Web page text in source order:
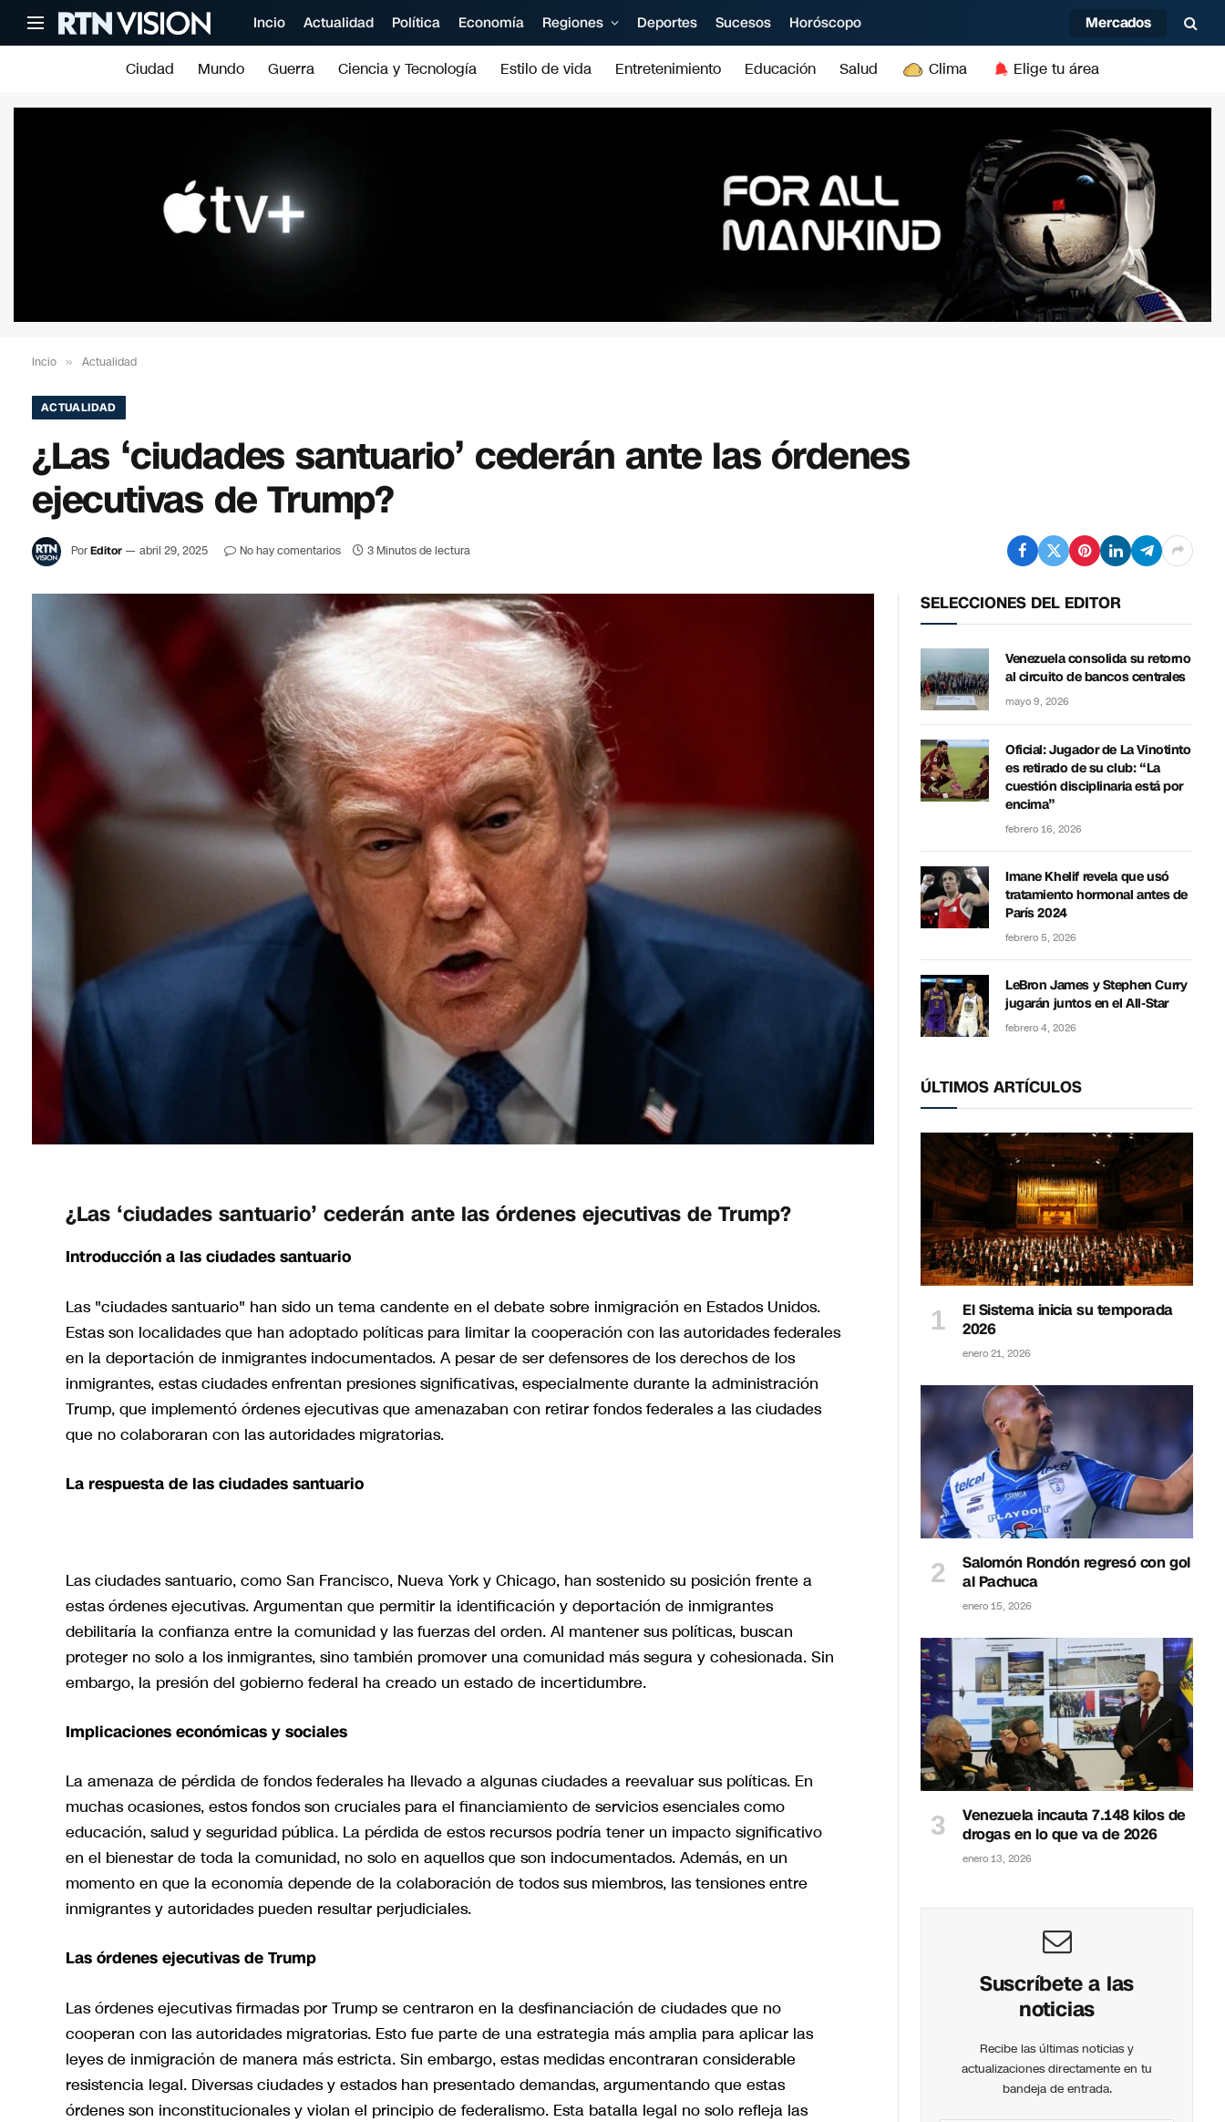
Incio Actualidad Política Economía Regiones Deportes Sucesos Horóscopo Mercados
Ciudad Mundo Guerra Ciencia y Tecnología Estilo de vida Entretenimiento Educación Salud Clima Elige tu área
Incio » Actualidad
ACTUALIDAD
¿Las ‘ciudades santuario’ cederán ante las órdenes
ejecutivas de Trump?
PorEditor abril 29, 2025 No hay comentarios 3 Minutos de lectura
¿Las ‘ciudades santuario’ cederán ante las órdenes ejecutivas de Trump?
Introducción a las ciudades santuario
Las "ciudades santuario" han sido un tema candente en el debate sobre inmigración en Estados Unidos.
Estas son localidades que han adoptado políticas para limitar la cooperación con las autoridades federales
en la deportación de inmigrantes indocumentados. A pesar de ser defensores de los derechos de los
inmigrantes, estas ciudades enfrentan presiones significativas, especialmente durante la administración
Trump, que implementó órdenes ejecutivas que amenazaban con retirar fondos federales a las ciudades
que no colaboraran con las autoridades migratorias.
La respuesta de las ciudades santuario
Las ciudades santuario, como San Francisco, Nueva York y Chicago, han sostenido su posición frente a
estas órdenes ejecutivas. Argumentan que permitir la identificación y deportación de inmigrantes
debilitaría la confianza entre la comunidad y las fuerzas del orden. Al mantener sus políticas, buscan
proteger no solo a los inmigrantes, sino también promover una comunidad más segura y cohesionada. Sin
embargo, la presión del gobierno federal ha creado un estado de incertidumbre.
Implicaciones económicas y sociales
La amenaza de pérdida de fondos federales ha llevado a algunas ciudades a reevaluar sus políticas. En
muchas ocasiones, estos fondos son cruciales para el financiamiento de servicios esenciales como
educación, salud y seguridad pública. La pérdida de estos recursos podría tener un impacto significativo
en el bienestar de toda la comunidad, no solo en aquellos que son indocumentados. Además, en un
momento en que la economía depende de la colaboración de todos sus miembros, las tensiones entre
inmigrantes y autoridades pueden resultar perjudiciales.
Las órdenes ejecutivas de Trump
Las órdenes ejecutivas firmadas por Trump se centraron en la desfinanciación de ciudades que no
cooperan con las autoridades migratorias. Esto fue parte de una estrategia más amplia para aplicar las
leyes de inmigración de manera más estricta. Sin embargo, estas medidas encontraran considerable
resistencia legal. Diversas ciudades y estados han presentado demandas, argumentando que estas
órdenes son inconstitucionales y violan el principio de federalismo. Esta batalla legal no solo refleja las
SELECCIONES DEL EDITOR
Venezuela consolida su retorno
al circuito de bancos centrales
mayo 9, 2026
Oficial: Jugador de La Vinotinto
es retirado de su club: “La
cuestión disciplinaria está por
encima”
febrero 16, 2026
Imane Khelif revela que usó
tratamiento hormonal antes de
París 2024
febrero 5, 2026
LeBron James y Stephen Curry
jugarán juntos en el All-Star
febrero 4, 2026
ÚLTIMOS ARTÍCULOS
El Sistema inicia su temporada
2026
enero 21, 2026
Salomón Rondón regresó con gol
al Pachuca
enero 15, 2026
Venezuela incauta 7.148 kilos de
drogas en lo que va de 2026
enero 13, 2026
Suscríbete a las
noticias
Recibe las últimas noticias y
actualizaciones directamente en tu
bandeja de entrada.